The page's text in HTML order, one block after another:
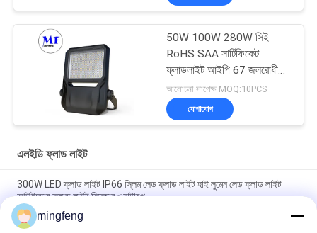
50W 100W 280W সিই
RoHS SAA সার্টিফিকেট
ফ্লাডলাইট আইপি 67 জলরোধী
এলইডি প্রজেক্টর লাইট
আলোচনা সাপেক্ষ MOQ:10PCS
যোগাযোগ
এলইডি ফ্লাড লাইট
300W LED ফ্লাড লাইট IP66 স্লিম লেড ফ্লাড লাইট হাই লুমেন লেড ফ্লাড লাইট
আউটডোর ফ্লাড লাইট ফিক্সচার ওয়াটারপ
হাই পাওয়ার হাই মাস্ট ফ্লাড লাইট IP66 400W রাস্তা এবং হাইওয়ে
mingfeng